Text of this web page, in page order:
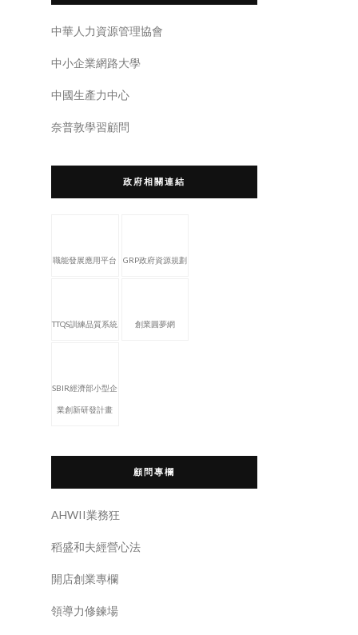
中華人力資源管理協會
中小企業網路大學
中國生產力中心
奈普敦學習顧問
政府相關連結
職能發展應用平台 GRP政府資源規劃
TTQS訓練品質系統 創業圓夢網
SBIR經濟部小型企
業創新研發計畫
顧問專欄
AHWII業務狂
稻盛和夫經營心法
開店創業專欄
領導力修鍊場